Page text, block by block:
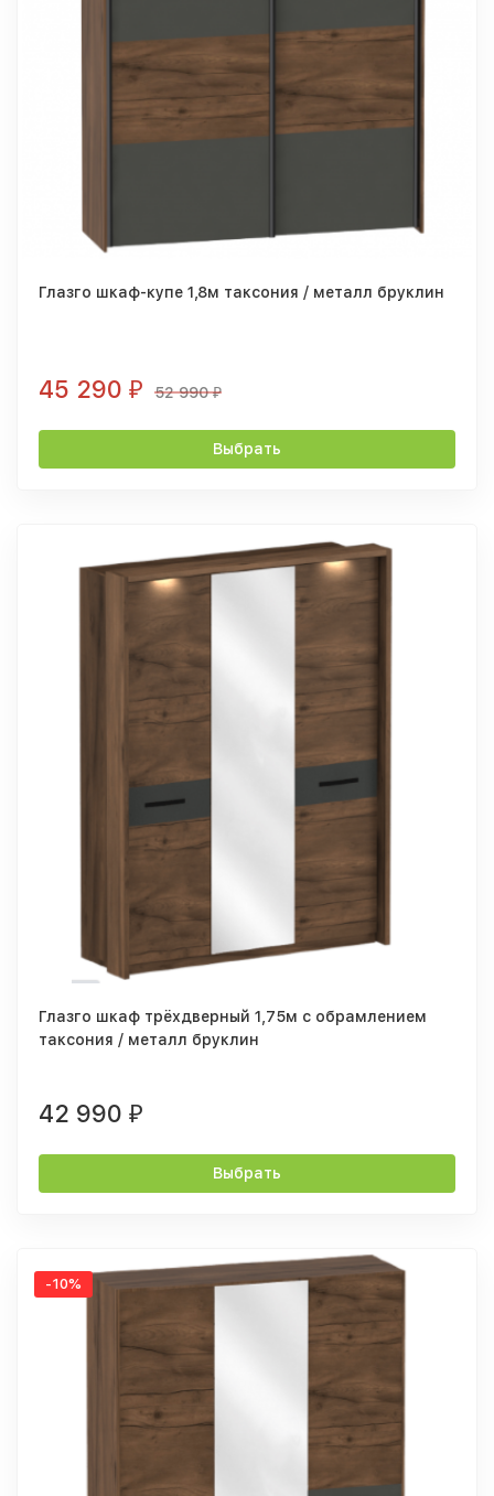
Глазго шкаф-купе 1,8м таксония / металл бруклин
45 290 ₽ 52 990₽
Выбрать
Глазго шкаф трёхдверный 1,75м с обрамлением
таксония / металл бруклин
42 990 ₽
Выбрать
-10%